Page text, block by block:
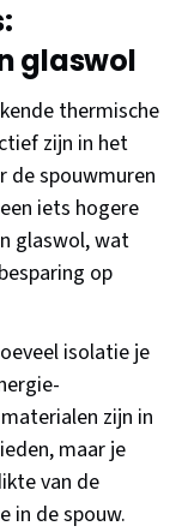
glaswol
thermische
zijn in het
de spouwmuren
iets hogere
glaswol, wat
op
isolatie je
zijn in
maar je
van de
in de spouw.